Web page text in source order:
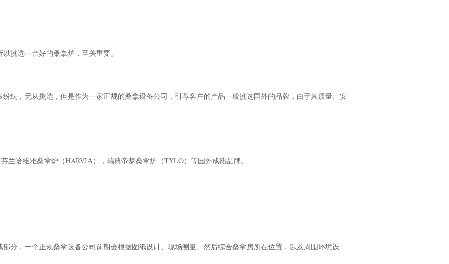
挑选一台好的桑拿炉，至关重要。
纭，无从挑选，但是作为一家正规的桑拿设备公司，引荐客户的产品一般挑选国外的品牌，由于其质量、安
兰哈维雅桑拿炉（HARVIA），瑞典帝梦桑拿炉（TYLO）等国外成熟品牌。
分，一个正规桑拿设备公司前期会根据图纸设计、现场测量、然后综合桑拿房所在位置，以及周围环境设